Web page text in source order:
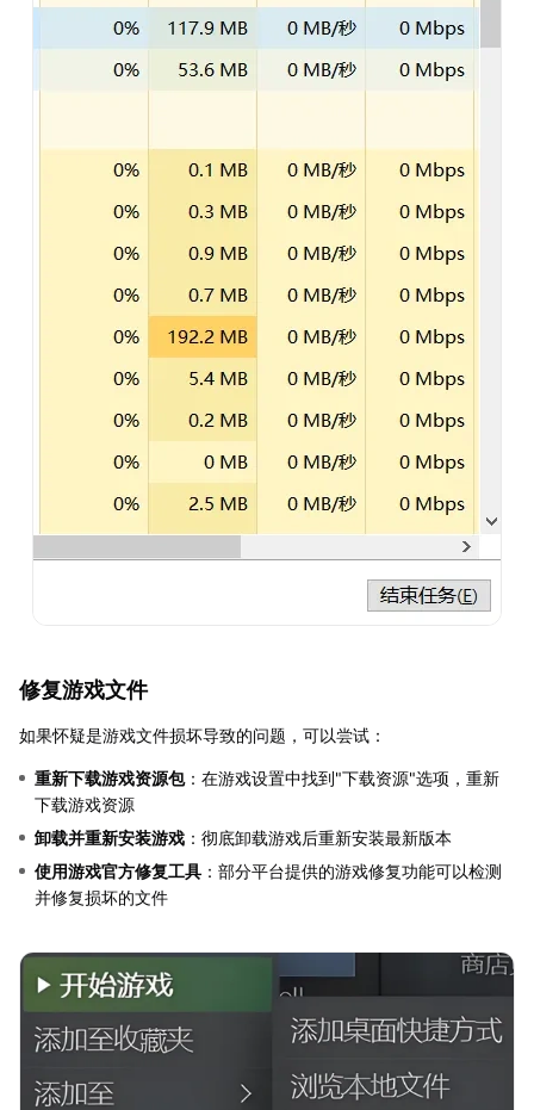
修复游戏文件
如果怀疑是游戏文件损坏导致的问题，可以尝试：
重新下载游戏资源包：在游戏设置中找到"下载资源"选项，重新
下载游戏资源
卸载并重新安装游戏 ：彻底卸载游戏后重新安装最新版本
使用游戏官方修复工具 ：部分平台提供的游戏修复功能可以检测
并修复损坏的文件